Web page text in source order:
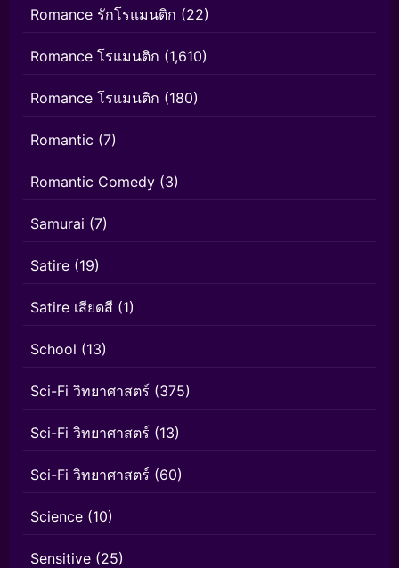
Romance รักโรแมนติก (22)
Romance โรแมนติก (1,610)
Romance โรแมนติก (180)
Romantic (7)
Romantic Comedy (3)
Samurai (7)
Satire (19)
Satire เสียดสี (1)
School (13)
Sci-Fi วิทยาศาสตร์ (375)
Sci-Fi วิทยาศาสตร์ (13)
Sci-Fi วิทยาศาสตร์ (60)
Science (10)
Sensitive (25)